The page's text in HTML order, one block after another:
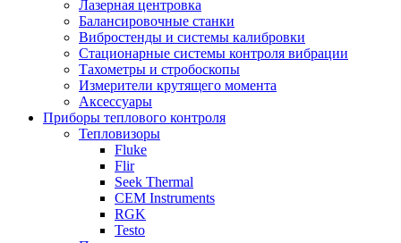
Лазерная центровка
Балансировочные станки
Вибростенды и системы калибровки
Стационарные системы контроля вибрации
Тахометры и стробоскопы
Измерители крутящего момента
Аксессуары
Приборы теплового контроля
Тепловизоры
Fluke
Flir
Seek Thermal
CEM Instruments
RGK
Testo